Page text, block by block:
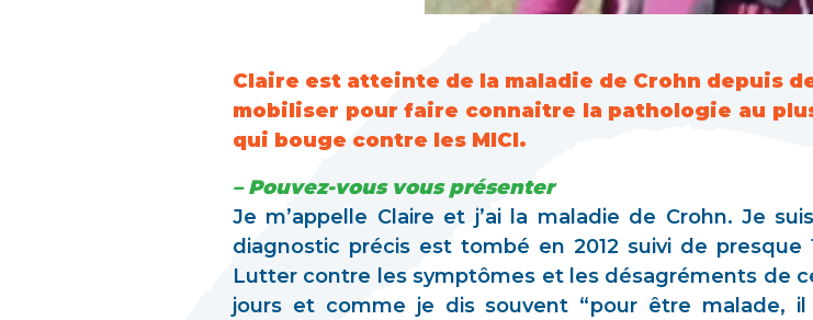
Claire est atteinte de la maladie de Crohn depuis
mobiliser pour faire connaitre la pathologie au
qui bouge contre les MICI.
– Pouvez-vous vous présenter
Je m’appelle Claire et j’ai la maladie de Crohn. Je
diagnostic précis est tombé en 2012 suivi de presque
Lutter contre les symptômes et les désagréments de
jours et comme je dis souvent “pour être malade,